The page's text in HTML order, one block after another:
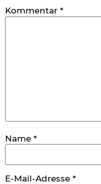
Kommentar *
Name *
E-Mail-Adresse *